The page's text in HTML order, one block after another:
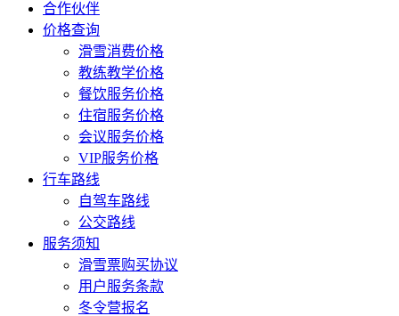
合作伙伴
价格查询
滑雪消费价格
教练教学价格
餐饮服务价格
住宿服务价格
会议服务价格
VIP服务价格
行车路线
自驾车路线
公交路线
服务须知
滑雪票购买协议
用户服务条款
冬令营报名